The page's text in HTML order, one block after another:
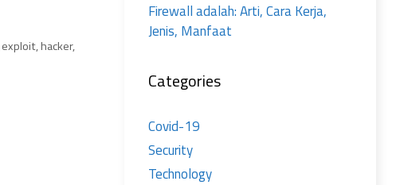
exploit,hacker,
Firewall adalah: Arti, Cara Kerja,
Jenis, Manfaat
Categories
Covid-19
Security
Technology